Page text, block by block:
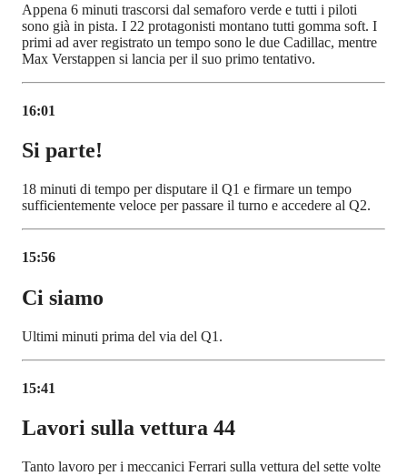
Appena 6 minuti trascorsi dal semaforo verde e tutti i piloti
sono già in pista. I 22 protagonisti montano tutti gomma soft. I
primi ad aver registrato un tempo sono le due Cadillac, mentre
Max Verstappen si lancia per il suo primo tentativo.
16:01
Si parte!
18 minuti di tempo per disputare il Q1 e firmare un tempo
sufficientemente veloce per passare il turno e accedere al Q2.
15:56
Ci siamo
Ultimi minuti prima del via del Q1.
15:41
Lavori sulla vettura 44
Tanto lavoro per i meccanici Ferrari sulla vettura del sette volte